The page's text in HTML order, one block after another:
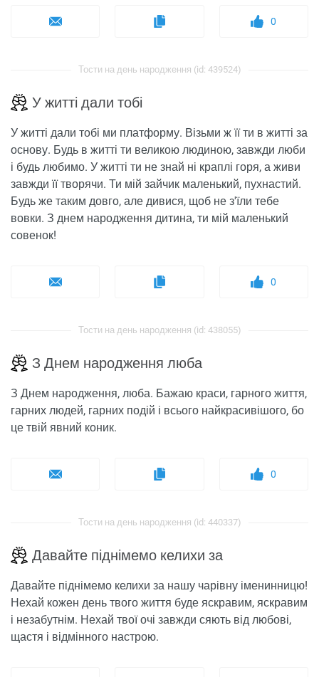
0
Тости на день народження (id: 439524)
У житті дали тобі
У житті дали тобі ми платформу. Візьми ж її ти в житті за
основу. Будь в житті ти великою людиною, завжди люби
і будь любимо. У житті ти не знай ні краплі горя, а живи
завжди її творячи. Ти мій зайчик маленький, пухнастий.
Будь же таким довго, але дивися, щоб не з'їли тебе
вовки. З днем ​​народження дитина, ти мій маленький
совенок!
0
Тости на день народження (id: 438055)
З Днем народження люба
З Днем народження, люба. Бажаю краси, гарного життя,
гарних людей, гарних подій і всього найкрасивішого, бо
це твій явний коник.
0
Тости на день народження (id: 440337)
Давайте піднімемо келихи за
Давайте піднімемо келихи за нашу чарівну іменинницю!
Нехай кожен день твого життя буде яскравим, яскравим
і незабутнім. Нехай твої очі завжди сяють від любові,
щастя і відмінного настрою.